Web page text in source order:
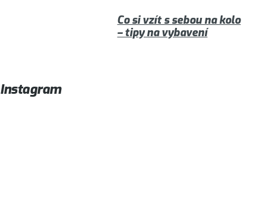
Co si vzít s sebou na kolo
– tipy na vybavení
Instagram